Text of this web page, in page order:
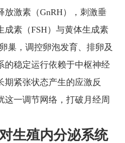
放激素（GnRH），刺激垂
成素（FSH）与黄体生成素
巢，调控卵泡发育、排卵及
的稳定运行依赖于中枢神经
期紧张状态产生的应激反
这一调节网络，打破月经周
生殖内分泌系统